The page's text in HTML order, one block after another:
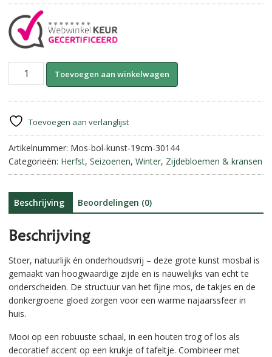
Mosbal
Ø
19
cm)
aantal
Toevoegen aan winkelwagen
n
a
t
i
:
Toevoegen aan verlanglijst
Artikelnummer: Mos-bol-kunst-19cm-30144
Categorieën: Herfst, Seizoenen, Winter, Zijdebloemen & kransen
Beschrijving Beoordelingen (0)
Beschrijving
Stoer, natuurlijk én onderhoudsvrij – deze grote kunst mosbal is
gemaakt van hoogwaardige zijde en is nauwelijks van echt te
onderscheiden. De structuur van het fijne mos, de takjes en de
donkergroene gloed zorgen voor een warme najaarssfeer in
huis.
Mooi op een robuuste schaal, in een houten trog of los als
decoratief accent op een krukje of tafeltje. Combineer met